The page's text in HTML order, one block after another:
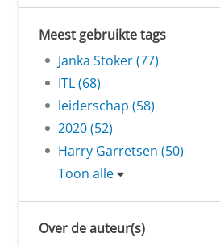
Meest gebruikte tags
Janka Stoker (77)
ITL (68)
leiderschap (58)
2020 (52)
Harry Garretsen (50)
Toon alle
Over de auteur(s)